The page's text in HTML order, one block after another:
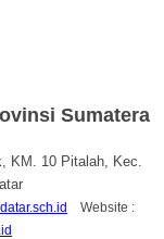
Sumatera
KM. 10 Pitalah, Kec.
Website :